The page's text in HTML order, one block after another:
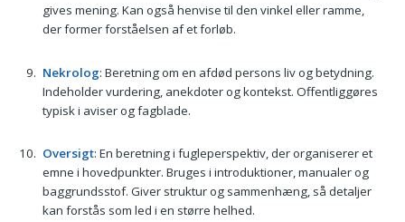
gives mening. Kan også henvise til den vinkel eller ramme,
der former forståelsen af et forløb.
Nekrolog: Beretning om en afdød persons liv og betydning.
Indeholder vurdering, anekdoter og kontekst. Offentliggøres
typisk i aviser og fagblade.
Oversigt: En beretning i fugleperspektiv, der organiserer et
emne i hovedpunkter. Bruges i introduktioner, manualer og
baggrundsstof. Giver struktur og sammenhæng, så detaljer
kan forstås som led i en større helhed.